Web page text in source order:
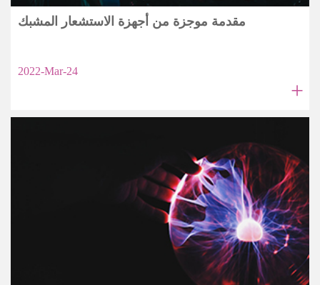
مقدمة موجزة من أجهزة الاستشعار المشبك
2022-Mar-24
+